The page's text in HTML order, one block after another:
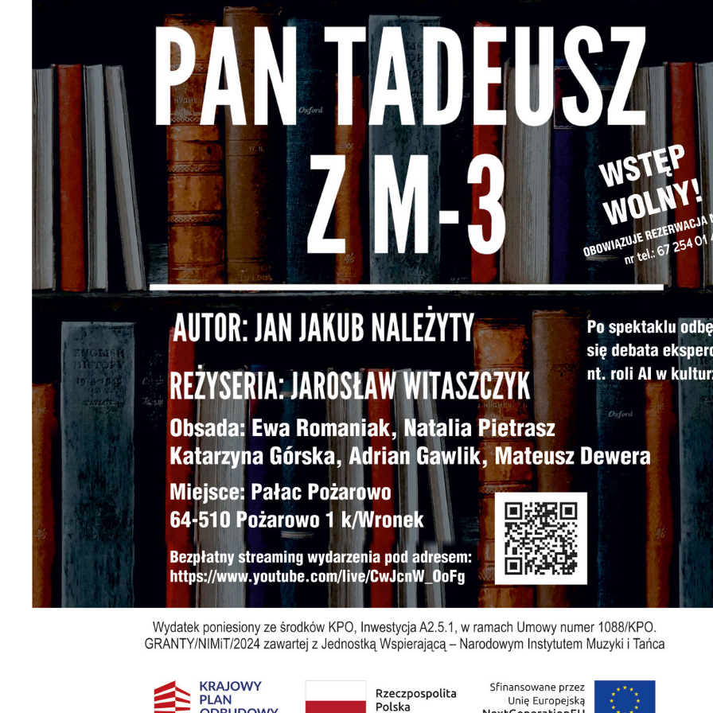
dostosowywać do Twoich potrzeb.
Cookies analityczne pozwalają na uzyskanie informacji w
zakresie wykorzystywania witryny internetowej, miejsca
częstotliwości, z jaką odwiedzane są nasze serwisy www.
Dane pozwalają nam na ocenę naszych serwisów
internetowych pod względem ich popularności wśród
użytkowników. Zgromadzone informacje są przetwarzane w
formie zanonimizowanej. Wyrażenie zgody na analityczne
pliki cookies gwarantuje dostępność wszystkich
funkcjonalności.
Więcej
Reklamowe
Dzięki reklamowym plikom cookies prezentujemy Ci
najciekawsze informacje i aktualności na stronach naszych
partnerów.
Promocyjne pliki cookies służą do prezentowania Ci
naszych komunikatów na podstawie analizy Twoich
upodobań oraz Twoich zwyczajów dotyczących
witryny internetowej. Treści promocyjne mogą pojawić się
na stronach podmiotów trzecich lub firm będących
partnerami oraz innych dostawców usług. Firmy te
w charakterze pośredników prezentujących nasze treści w
postaci wiadomości, ofert, komunikatów mediów
społecznościowych.
Więcej